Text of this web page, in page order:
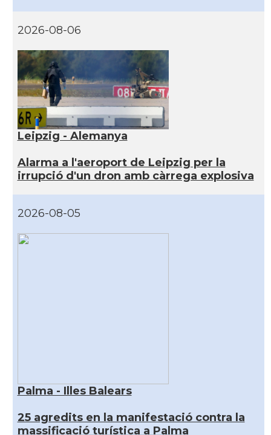
2026-08-06
Leipzig - Alemanya
Alarma a l'aeroport de Leipzig per la
irrupció d'un dron amb càrrega explosiva
2026-08-05
Palma - Illes Balears
25 agredits en la manifestació contra la
massificació turística a Palma